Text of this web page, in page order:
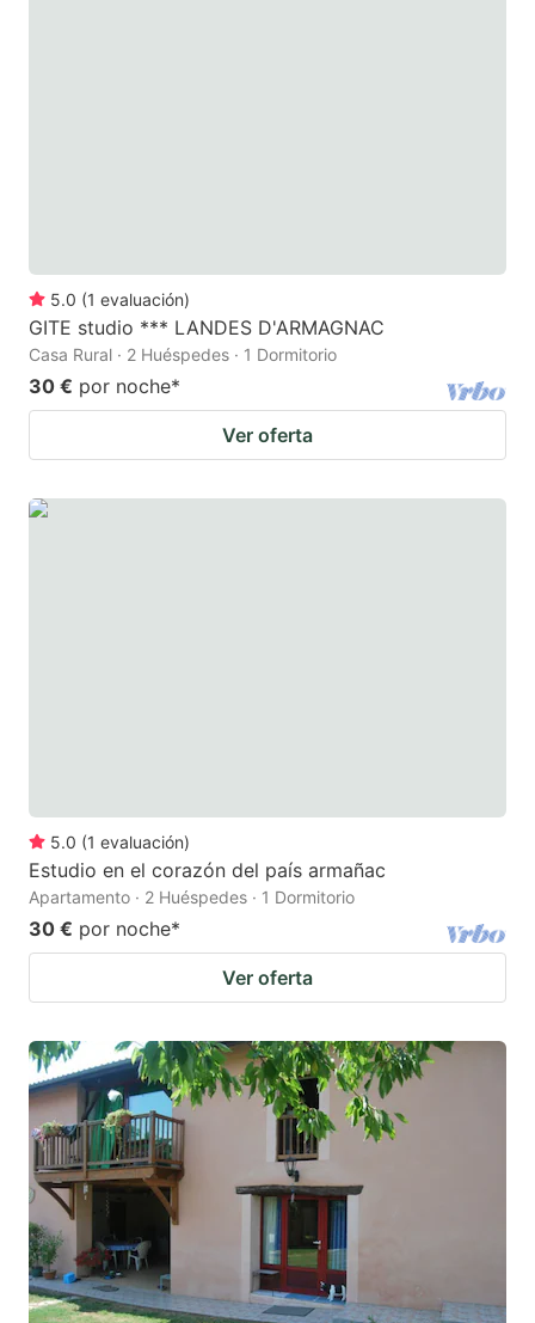
5.0 (1 evaluación)
GITE studio *** LANDES D'ARMAGNAC
Casa Rural · 2 Huéspedes · 1 Dormitorio
30 € por noche*
Ver oferta
5.0 (1 evaluación)
Estudio en el corazón del país armañac
Apartamento · 2 Huéspedes · 1 Dormitorio
30 € por noche*
Ver oferta